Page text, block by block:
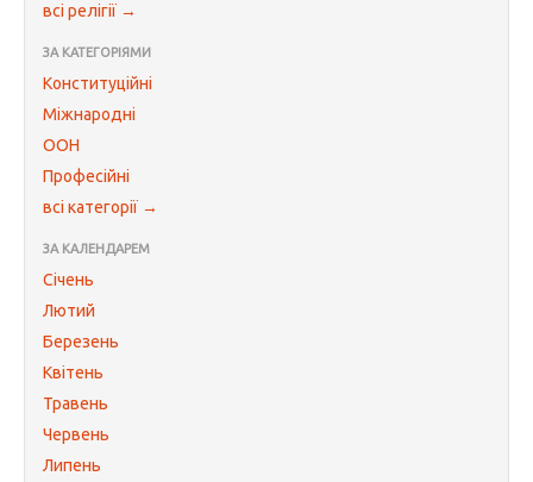
всі релігії →
ЗА КАТЕГОРІЯМИ
Конституційні
Міжнародні
ООН
Професійні
всі категорії →
ЗА КАЛЕНДАРЕМ
Січень
Лютий
Березень
Квітень
Травень
Червень
Липень